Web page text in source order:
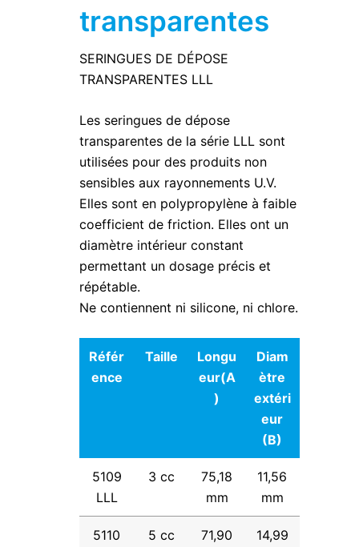
transparentes
SERINGUES DE DÉPOSE
TRANSPARENTES LLL
Les seringues de dépose
transparentes de la série LLL sont
utilisées pour des produits non
sensibles aux rayonnements U.V.
Elles sont en polypropylène à faible
coefficient de friction. Elles ont un
diamètre intérieur constant
permettant un dosage précis et
répétable.
Ne contiennent ni silicone, ni chlore.
Référ
ence
Taille
Longu
eur(A
)
Diam
ètre
extéri
eur
(B)
5109
LLL
3 cc
75,18
mm
11,56
mm
5110
5 cc
71,90
14,99